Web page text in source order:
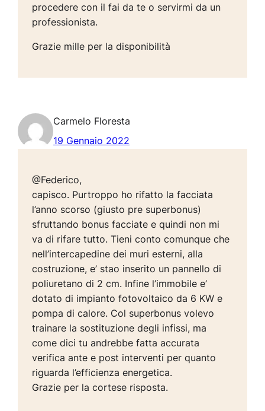
procedere con il fai da te o servirmi da un
professionista.
Grazie mille per la disponibilità
Carmelo Floresta
19 Gennaio 2022
@Federico,
capisco. Purtroppo ho rifatto la facciata
l’anno scorso (giusto pre superbonus)
sfruttando bonus facciate e quindi non mi
va di rifare tutto. Tieni conto comunque che
nell’intercapedine dei muri esterni, alla
costruzione, e’ stao inserito un pannello di
poliuretano di 2 cm. Infine l’immobile e’
dotato di impianto fotovoltaico da 6 KW e
pompa di calore. Col superbonus volevo
trainare la sostituzione degli infissi, ma
come dici tu andrebbe fatta accurata
verifica ante e post interventi per quanto
riguarda l’efficienza energetica.
Grazie per la cortese risposta.